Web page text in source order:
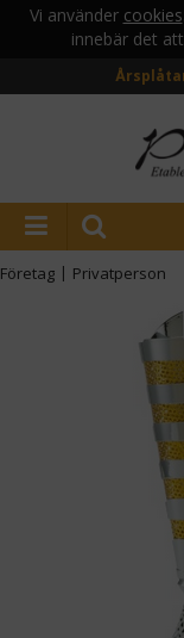
Vi använder cookies
innebär det
Företag | Privatperson